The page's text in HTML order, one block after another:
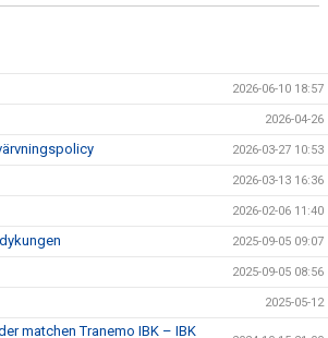
2026-06-10 18:57
2026-04-26
2026-03-27 10:53
2026-03-13 16:36
2026-02-06 11:40
2025-09-05 09:07
2025-09-05 08:56
2025-05-12
matchen Tranemo IBK – IBK